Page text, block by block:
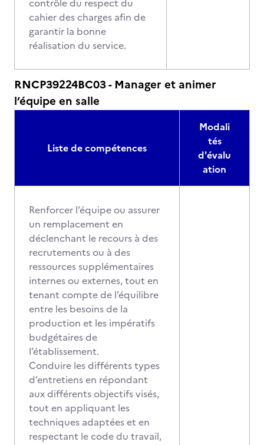
contrôle du respect du
cahier des charges afin de
garantir la bonne
réalisation du service.
RNCP39224BC03 - Manager et animer
l’équipe en salle
Liste de compétences
Modali
tés
d'évalu
ation
Renforcer l’équipe ou assurer
un remplacement en
déclenchant le recours à des
recrutements ou à des
ressources supplémentaires
internes ou externes, tout en
tenant compte de l’équilibre
entre les besoins de la
production et les impératifs
budgétaires de
l’établissement.
Conduire les différents types
d’entretiens en répondant
aux différents objectifs visés,
tout en appliquant les
techniques adaptées et en
respectant le code du travail,